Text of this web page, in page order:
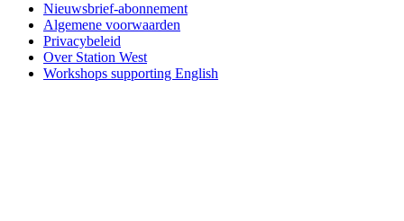
Nieuwsbrief-abonnement
Algemene voorwaarden
Privacybeleid
Over Station West
Workshops supporting English